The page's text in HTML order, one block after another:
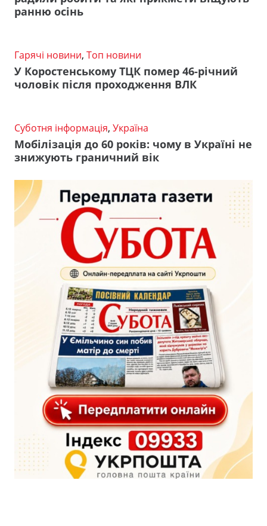
ранню осінь
Гарячі новини, Топ новини
У Коростенському ТЦК помер 46-річний
чоловік після проходження ВЛК
Суботня інформація, Україна
Мобілізація до 60 років: чому в Україні не
знижують граничний вік